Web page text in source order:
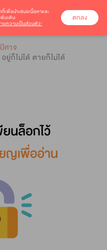
ศาจ
ยู่ก็ไม่ได้ ตายก็ไม่ได้
กี้เพื่อนำเสนอเนื้อหาและ
มเติม
ายความเป็นส่วนตัว’
ตกลง